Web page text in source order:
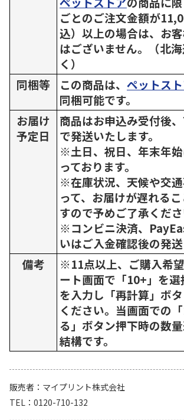
ごとのご注文金額が
込）以上の場合は、お
はございません。（北
く）
同梱等
この商品は、 ペットス
同梱可能です。
お届け
予定日
商品はお申込み受付後
で発送いたします。
※土日、祝日、年末年
っております。
※在庫状況、天候や交
って、お届けが遅れる
すので予めご了承くださ
※コンビニ決済、
いはご入金確認後の発送
備考
※11点以上、ご購入希
ート画面で「10+」を
を入力し「再計算」ボ
ください。当画面での
る」ボタン押下時の数
結構です。
販売者
マイプリント株式会社
TEL
0120-710-132